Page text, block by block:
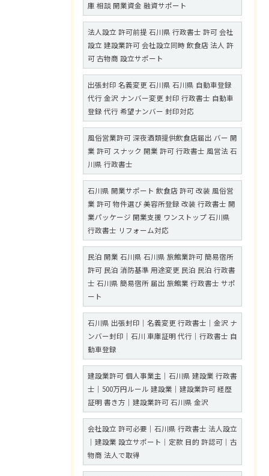
庫 相談 開業資金 融資サポート
法人設立 許可前提 石川県 行政書士 許可 会社
設立 建設業許可 会社設立同時 飲食店 法人 許
可 古物商 設立サポート
出張封印 名義変更 石川県 石川県 自動車登録
代行 金沢 ナンバー変更 封印 行政書士 自動車
登録 代行 希望ナンバー 封印対応
風俗営業許可 深夜酒類提供飲食店届出 バー 開
業 許可 スナック 開業 許可 行政書士 風営法 石
川県 行政書士
石川県 開業サポート 飲食店 許可 改装 風俗営
業 許可 物件選び 美容所登録 改装 行政書士 開
業パッケージ 開業支援 ワンストップ 石川県
行政書士 リフォーム対応
民泊 開業 石川県 石川県 旅館業許可 簡易宿所
許可 民泊 消防基準 用途変更 民泊 民泊 行政書
士 石川県 簡易宿所 届出 旅館業 行政書士 サポ
ート
石川県 出張封印｜名義変更 行政書士｜金沢 ナ
ンバー封印｜石川 車庫証明 代行｜行政書士 自
動車登録
建設業許可 個人事業主｜石川県 建設業 行政書
士｜500万円ルール 建設業｜建設業許可 経歴
証明 書き方｜建設業許可 石川県 金沢
会社設立 許可必要｜石川県 行政書士 法人設立
｜建設業 設立サポート｜定款 目的 許認可｜古
物商 法人で取得